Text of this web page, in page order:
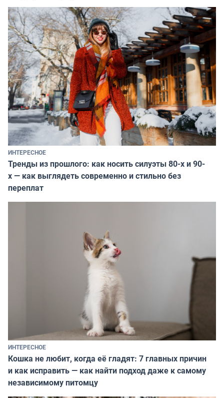
ИНТЕРЕСНОЕ
Тренды из прошлого: как носить силуэты 80-х и 90-
х — как выглядеть современно и стильно без
переплат
ИНТЕРЕСНОЕ
Кошка не любит, когда её гладят: 7 главных причин
и как исправить — как найти подход даже к самому
независимому питомцу